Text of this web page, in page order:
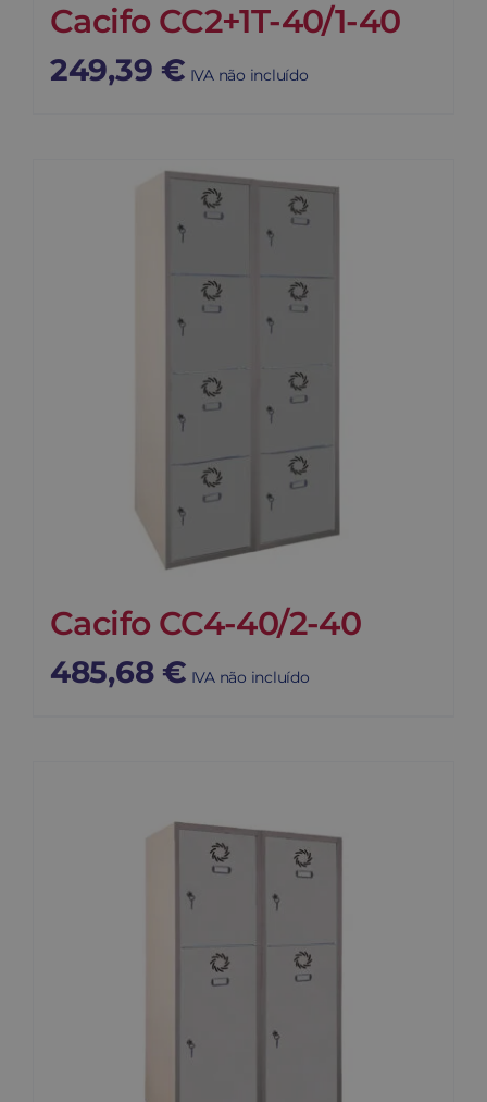
Cacifo CC2+1T-40/1-40
249,39 € IVA não incluído
Cacifo CC4-40/2-40
485,68 € IVA não incluído